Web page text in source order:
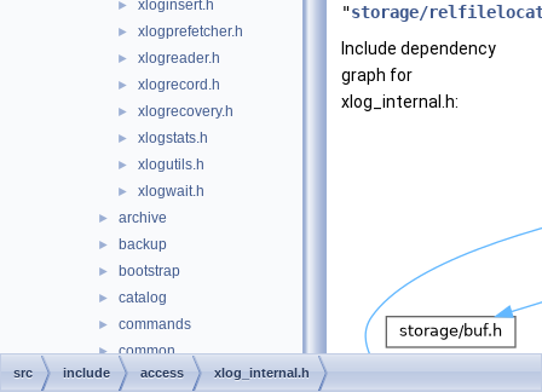
► xloginsert.h
► xlogprefetcher.h
► xlogreader.h
► xlogrecord.h
► xlogrecovery.h
► xlogstats.h
► xlogutils.h
► xlogwait.h
► archive
► backup
► bootstrap
► catalog
► commands
► common
► datatype
"storage/
Include dependency
graph for
xlog_internal.h:
src include access xlog_internal.h